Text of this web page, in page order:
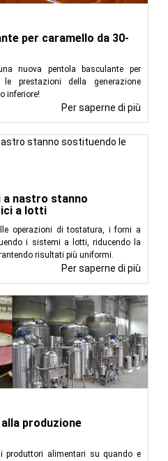
per caramello da 30-
nuova pentola basculante per
prestazioni della generazione
inferiore!
Per saperne di più
a nastro stanno
a lotti
operazioni di tostatura, i forni a
i sistemi a lotti, riducendo la
risultati più uniformi.
Per saperne di più
produzione
produttori alimentari su quando e